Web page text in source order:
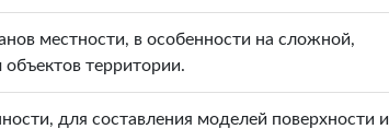
местности, в особенности на сложной,
территории.
для составления моделей поверхности и